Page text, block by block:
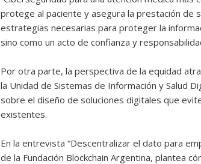
protege al paciente y asegura la prestación de
estrategias necesarias para proteger la
sino como un acto de confianza y
Por otra parte, la perspectiva de la equidad
la Unidad de Sistemas de Información y Salud
sobre el diseño de soluciones digitales que
existentes.
En la entrevista “Descentralizar el dato para
de la Fundación Blockchain Argentina, plantea